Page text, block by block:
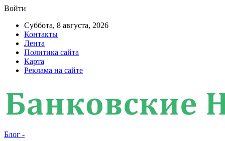
Войти
Суббота, 8 августа, 2026
Контакты
Лента
Политика сайта
Карта
Реклама на сайте
Блог -